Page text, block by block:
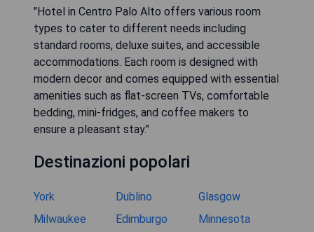
"Hotel in Centro Palo Alto offers various room
types to cater to different needs including
standard rooms, deluxe suites, and accessible
accommodations. Each room is designed with
modern decor and comes equipped with essential
amenities such as flat-screen TVs, comfortable
bedding, mini-fridges, and coffee makers to
ensure a pleasant stay."
Destinazioni popolari
York Dublino
Glasgow
Milwaukee
Edimburgo Minnesota